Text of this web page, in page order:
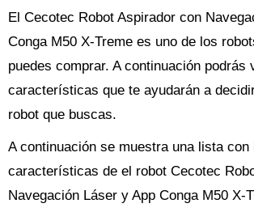
El Cecotec Robot Aspirador con
Conga M50 X-Treme es uno de los
puedes comprar. A continuación podrás
características que te ayudarán a
robot que buscas.
A continuación se muestra una lista con
características de el robot Cecotec
Navegación Láser y App Conga M50 X-